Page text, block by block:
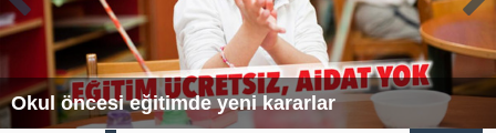
Okul öncesi eğitimde yeni kararlar